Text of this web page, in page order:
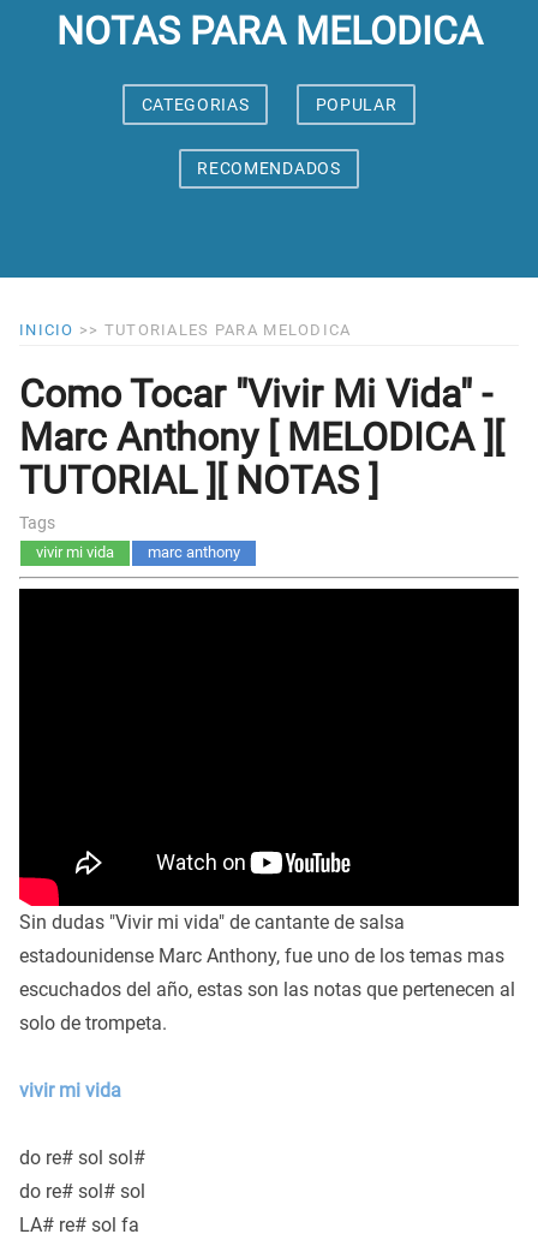
NOTAS PARA MELODICA
CATEGORIAS POPULAR
RECOMENDADOS
INICIO >> TUTORIALES PARA MELODICA
Como Tocar "Vivir Mi Vida" -
Marc Anthony [ MELODICA ][
TUTORIAL ][ NOTAS ]
Tags
vivir mi vida marc anthony
Sin dudas "Vivir mi vida" de cantante de salsa
estadounidense Marc Anthony, fue uno de los temas mas
escuchados del año, estas son las notas que pertenecen al
solo de trompeta.
vivir mi vida
do re# sol sol#
do re# sol# sol
LA# re# sol fa